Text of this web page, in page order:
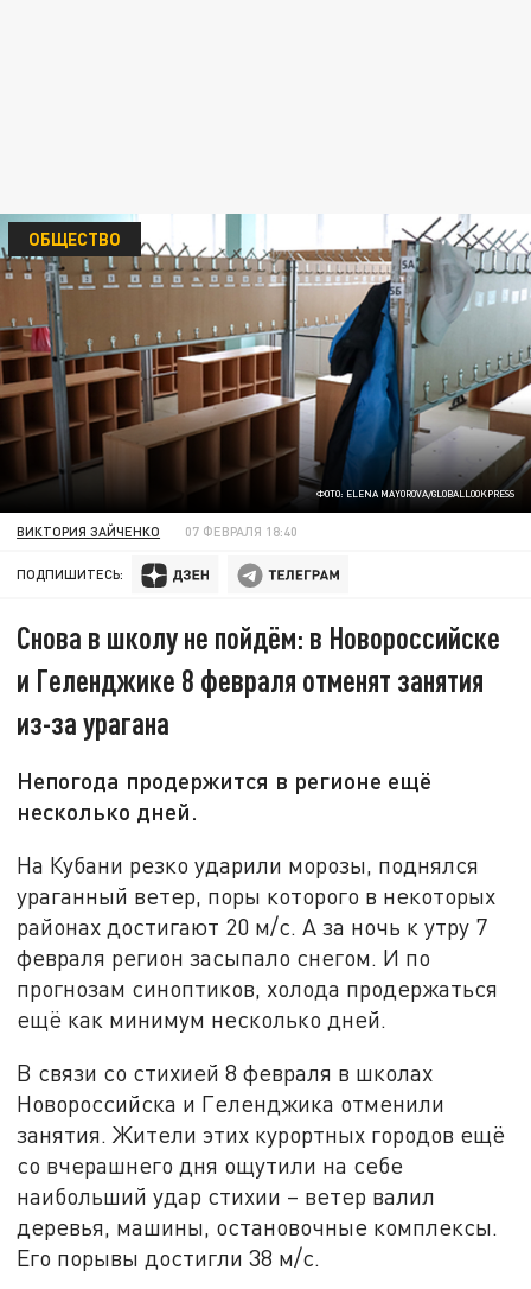
ФОТО: ELENA MAYOROVA/GLOBALLOOKPRESS
ОБЩЕСТВО
ВИКТОРИЯ ЗАЙЧЕНКО 07 ФЕВРАЛЯ 18:40
ПОДПИШИТЕСЬ:
Снова в школу не пойдём: в Новороссийске
и Геленджике 8 февраля отменят занятия
из-за урагана
Непогода продержится в регионе ещё
несколько дней.
На Кубани резко ударили морозы, поднялся
ураганный ветер, поры которого в некоторых
районах достигают 20 м/с. А за ночь к утру 7
февраля регион засыпало снегом. И по
прогнозам синоптиков, холода продержаться
ещё как минимум несколько дней.
В связи со стихией 8 февраля в школах
Новороссийска и Геленджика отменили
занятия. Жители этих курортных городов ещё
со вчерашнего дня ощутили на себе
наибольший удар стихии – ветер валил
деревья, машины, остановочные комплексы.
Его порывы достигли 38 м/с.